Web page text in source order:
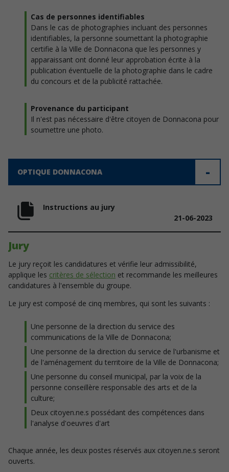
Cas de personnes identifiables
Dans le cas de photographies incluant des personnes
identifiables, la personne soumettant la photographie
certifie à la Ville de Donnacona que les personnes y
apparaissant ont donné leur approbation écrite à la
publication éventuelle de la photographie dans le cadre
du concours et de la publicité rattachée.
Provenance du participant
Il n'est pas nécessaire d'être citoyen de Donnacona pour
soumettre une photo.
OPTIQUE DONNACONA
Instructions au jury
21-06-2023
Jury
Le jury reçoit les candidatures et vérifie leur admissibilité,
applique les critères de sélection et recommande les meilleures
candidatures à l'ensemble du groupe.
Le jury est composé de cinq membres, qui sont les suivants :
Une personne de la direction du service des
communications de la Ville de Donnacona;
Une personne de la direction du service de l'urbanisme et
de l'aménagement du territoire de la Ville de Donnacona;
Une personne du conseil municipal, par la voix de la
personne conseillère responsable des arts et de la
culture;
Deux citoyen.ne.s possédant des compétences dans
l'analyse d'oeuvres d'art
Chaque année, les deux postes réservés aux citoyen.ne.s seront
ouverts.